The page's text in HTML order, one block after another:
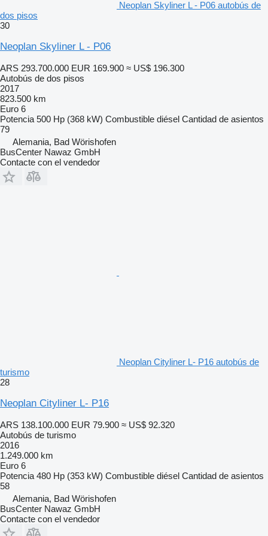
Neoplan Skyliner L - P06 autobús de
dos pisos
30
Neoplan Skyliner L - P06
ARS 293.700.000 EUR 169.900 ≈ US$ 196.300
Autobús de dos pisos
2017
823.500 km
Euro 6
Potencia 500 Hp (368 kW) Combustible diésel Cantidad de asientos
79
Alemania, Bad Wörishofen
BusCenter Nawaz GmbH
Contacte con el vendedor
Neoplan Cityliner L- P16 autobús de
turismo
28
Neoplan Cityliner L- P16
ARS 138.100.000 EUR 79.900 ≈ US$ 92.320
Autobús de turismo
2016
1.249.000 km
Euro 6
Potencia 480 Hp (353 kW) Combustible diésel Cantidad de asientos
58
Alemania, Bad Wörishofen
BusCenter Nawaz GmbH
Contacte con el vendedor